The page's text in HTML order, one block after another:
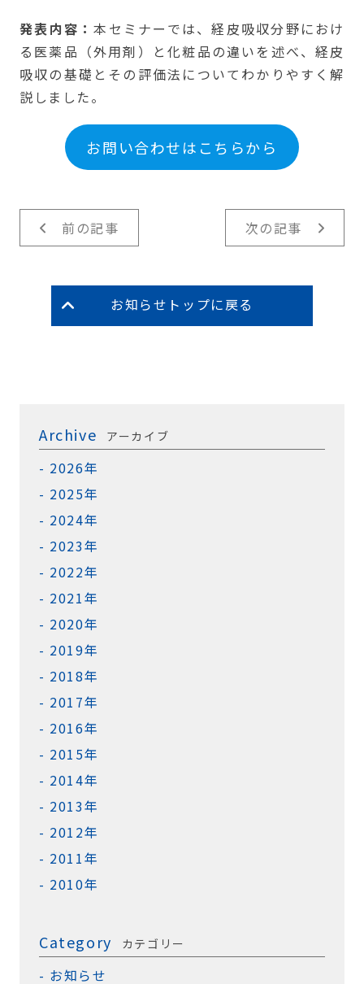
発表内容：本セミナーでは、経皮吸収分野におけ
る医薬品（外用剤）と化粧品の違いを述べ、経皮
吸収の基礎とその評価法についてわかりやすく解
説しました。
お問い合わせはこちらから
前の記事 次の記事
お知らせトップに戻る
Archive アーカイブ
2026年
2025年
2024年
2023年
2022年
2021年
2020年
2019年
2018年
2017年
2016年
2015年
2014年
2013年
2012年
2011年
2010年
Category カテゴリー
お知らせ